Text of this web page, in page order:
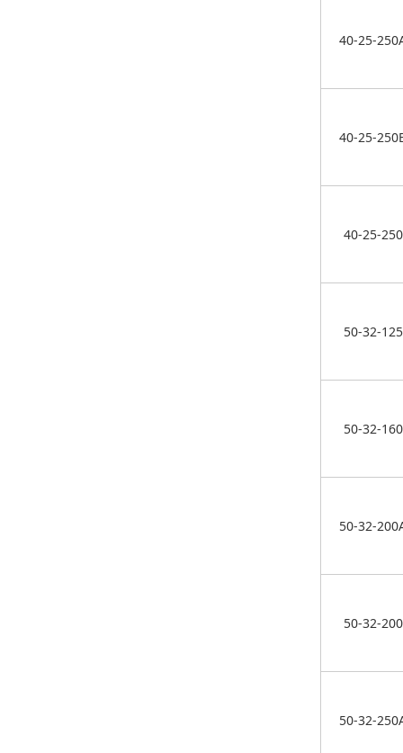
40-25-
40-25-
40-25-250
50-32-125
50-32-160
50-32-
50-32-200
50-32-